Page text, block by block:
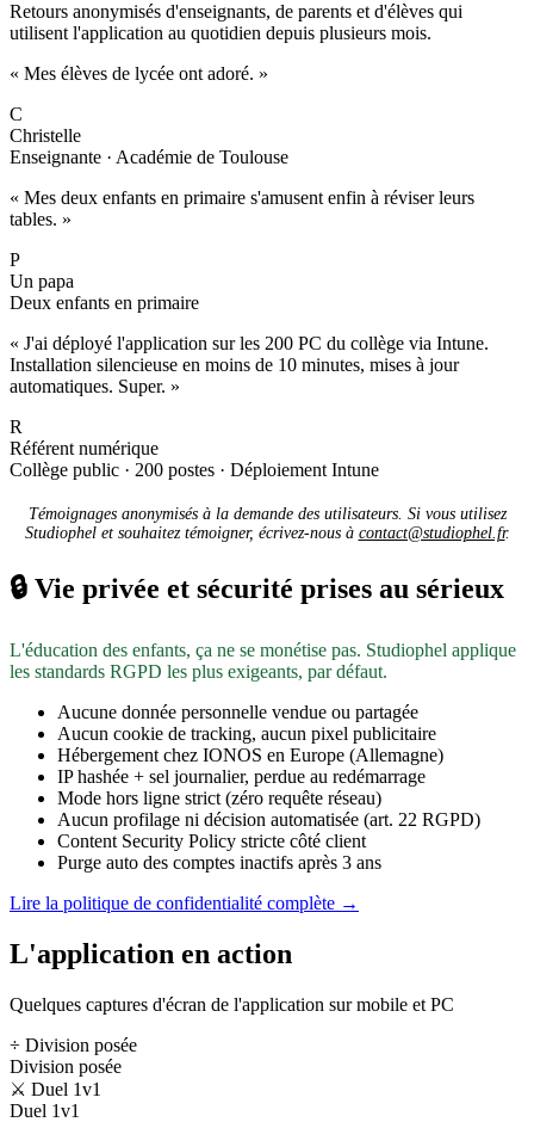
Retours anonymisés d'enseignants, de parents et d'élèves qui
utilisent l'application au quotidien depuis plusieurs mois.
« Mes élèves de lycée ont adoré. »
C
Christelle
Enseignante · Académie de Toulouse
« Mes deux enfants en primaire s'amusent enfin à réviser leurs
tables. »
P
Un papa
Deux enfants en primaire
« J'ai déployé l'application sur les 200 PC du collège via Intune.
Installation silencieuse en moins de 10 minutes, mises à jour
automatiques. Super. »
R
Référent numérique
Collège public · 200 postes · Déploiement Intune
Témoignages anonymisés à la demande des utilisateurs. Si vous utilisez
Studiophel et souhaitez témoigner, écrivez-nous à contact@studiophel.fr.
🔒 Vie privée et sécurité prises au sérieux
L'éducation des enfants, ça ne se monétise pas. Studiophel applique
les standards RGPD les plus exigeants, par défaut.
Aucune donnée personnelle vendue ou partagée
Aucun cookie de tracking, aucun pixel publicitaire
Hébergement chez IONOS en Europe (Allemagne)
IP hashée + sel journalier, perdue au redémarrage
Mode hors ligne strict (zéro requête réseau)
Aucun profilage ni décision automatisée (art. 22 RGPD)
Content Security Policy stricte côté client
Purge auto des comptes inactifs après 3 ans
Lire la politique de confidentialité complète →
L'application en action
Quelques captures d'écran de l'application sur mobile et PC
÷ Division posée
Division posée
⚔️ Duel 1v1
Duel 1v1